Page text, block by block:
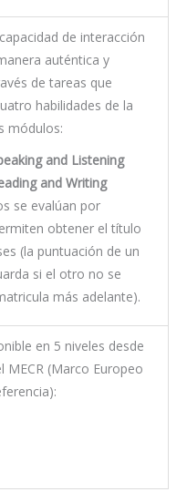
de interacción
auténtica y
de tareas que
habilidades de la
módulos:
and Listening
and Writing
se evalúan por
obtener el título
(la puntuación de un
si el otro no se
más adelante).
en 5 niveles desde
MECR (Marco Europeo